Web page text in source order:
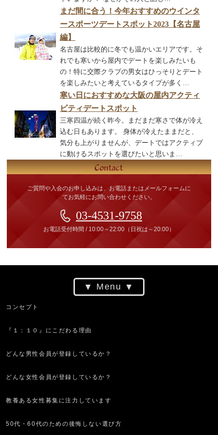
まだ間に合う！今年おすすめのウインタ
ースポーツデートスポット2023【名古屋
編】
名古屋は比較的に冬でも温かいエリアです。そ
れでも寒いから屋内でデートを楽しみたいも
の！特に交際クラブの男女はひっそりとデート
を楽しみたいと考えているタイプが多く…
寒い日におすすめな大阪の屋内アクティ
ビティデートスポット
三寒四温が続く昨今。まだまだ寒さで体が冷え
込む日もあります。 身体が冷えたままだと、
気分も上がりませんが、デートではアクティブ
に動けるスポットを選びたいと思いま…
ご質問や入会のお申し込みは、お電話またはメールフォームに
てお気軽にお問い合わせください。
03-4531-9758
お電話受付時間 / 10:00～22:00（日祝は～20:00）
Menu
コンセプト
『１：１０』にこだわる理由
どんな男性会員が登録しているか？
どんな女性会員が登録しているか？
教養ある女性募集に注力しています
50代・60代のための後悔しない選び方